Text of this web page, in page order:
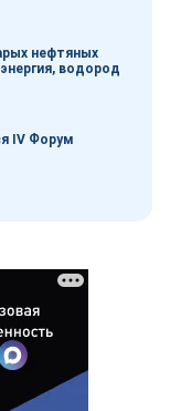
нефтяных
водород
IV Форум